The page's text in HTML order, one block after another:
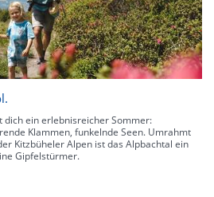
ein erlebnisreicher Sommer:
Klammen, funkelnde Seen. Umrahmt
Kitzbüheler Alpen ist das Alpbachtal ein
Gipfelstürmer.